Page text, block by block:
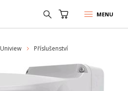
MENU
Uniview Příslušenství